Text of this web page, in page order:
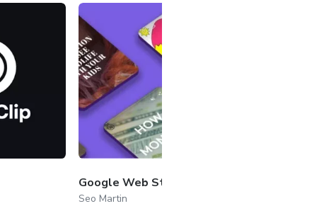
Google Web Stories
Seo Martin